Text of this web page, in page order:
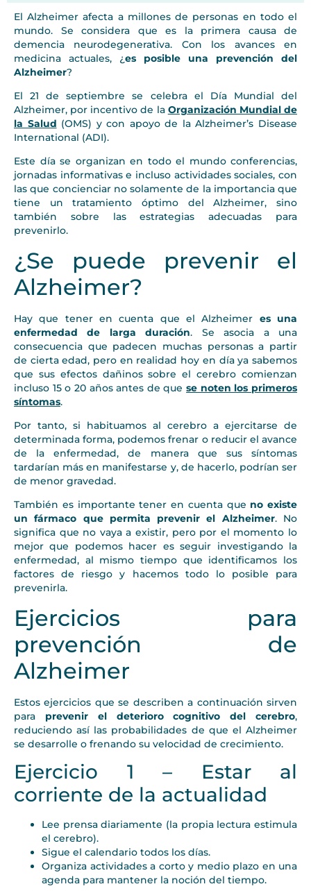
El Alzheimer afecta a millones de personas en todo el
mundo. Se considera que es la primera causa de
demencia neurodegenerativa. Con los avances en
medicina actuales, ¿es posible una prevención del
Alzheimer?
El 21 de septiembre se celebra el Día Mundial del
Alzheimer, por incentivo de la Organización Mundial de
la Salud (OMS) y con apoyo de la Alzheimer’s Disease
International (ADI).
Este día se organizan en todo el mundo conferencias,
jornadas informativas e incluso actividades sociales, con
las que concienciar no solamente de la importancia que
tiene un tratamiento óptimo del Alzheimer, sino
también sobre las estrategias adecuadas para
prevenirlo.
¿Se puede prevenir el
Alzheimer?
Hay que tener en cuenta que el Alzheimer es una
enfermedad de larga duración. Se asocia a una
consecuencia que padecen muchas personas a partir
de cierta edad, pero en realidad hoy en día ya sabemos
que sus efectos dañinos sobre el cerebro comienzan
incluso 15 o 20 años antes de quese noten los primeros
síntomas.
Por tanto, si habituamos al cerebro a ejercitarse de
determinada forma, podemos frenar o reducir el avance
de la enfermedad, de manera que sus síntomas
tardarían más en manifestarse y, de hacerlo, podrían ser
de menor gravedad.
También es importante tener en cuenta que no existe
un fármaco que permita prevenir el Alzheimer. No
significa que no vaya a existir, pero por el momento lo
mejor que podemos hacer es seguir investigando la
enfermedad, al mismo tiempo que identificamos los
factores de riesgo y hacemos todo lo posible para
prevenirla.
Ejercicios para
prevención de
Alzheimer
Estos ejercicios que se describen a continuación sirven
para prevenir el deterioro cognitivo del cerebro,
reduciendo así las probabilidades de que el Alzheimer
se desarrolle o frenando su velocidad de crecimiento.
Ejercicio 1 – Estar al
corriente de la actualidad
Lee prensa diariamente (la propia lectura estimula
el cerebro).
Sigue el calendario todos los días.
Organiza actividades a corto y medio plazo en una
agenda para mantener la noción del tiempo.